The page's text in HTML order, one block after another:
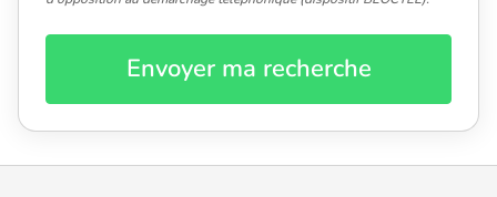
Envoyer ma recherche